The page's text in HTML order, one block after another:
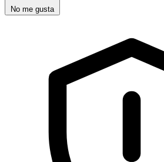
No me gusta